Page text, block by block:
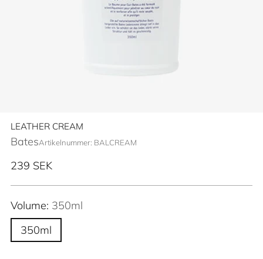
LEATHER CREAM
BatesArtikelnummer: BALCREAM
Ordinarie
239 SEK
Volume: 350ml
350ml